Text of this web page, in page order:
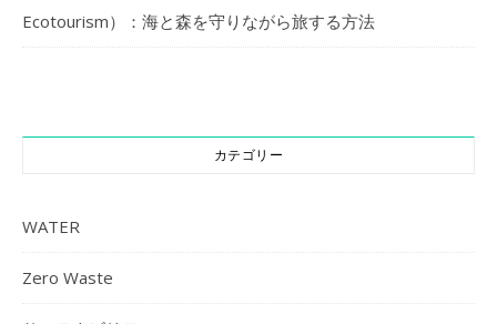
Ecotourism）：海と森を守りながら旅する方法
カテゴリー
WATER
Zero Waste